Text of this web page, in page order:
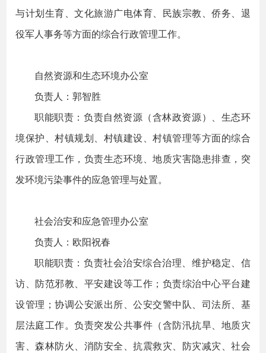
与计划生育、文化旅游广电体育、民族宗教、侨务、退
役军人事务等方面的综合行政管理工作。
自然资源和生态环境办公室
负责人：郭智胜
职能职责：负责自然资源（含林政资源）、生态环
境保护、村镇规划、村镇建设、村镇管理等方面的综合
行政管理工作，负责生态环境、地质灾害隐患排查，突
发环境污染事件的应急管理与处置。
社会治安和应急管理办公室
负责人：欧阳祝春
职能职责：负责社会治安综合治理、维护稳定、信
访、防范邪教、平安建设等工作；负责综治中心平台建
设管理；协调公安派出所、公安交警中队、司法所、基
层法庭工作。负责突发公共事件（含防汛抗旱、地质灾
害、森林防火、消防安全、抗震救灾、防灾减灾、社会